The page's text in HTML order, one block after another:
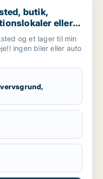
butik,
eller
Ishøj eller
og et lager til min
ingen biler eller auto